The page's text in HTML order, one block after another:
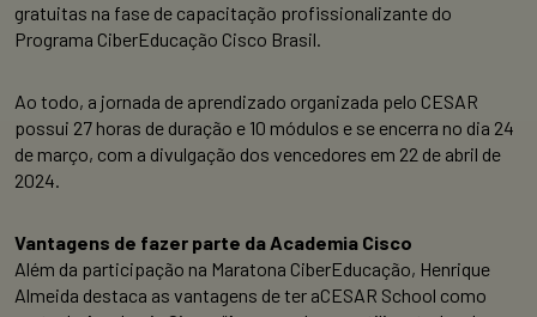
gratuitas na fase de capacitação profissionalizante do
Programa CiberEducação Cisco Brasil.
Ao todo, a jornada de aprendizado organizada pelo CESAR
possui 27 horas de duração e 10 módulos e se encerra no dia 24
de março, com a divulgação dos vencedores em 22 de abril de
2024.
Vantagens de fazer parte da Academia Cisco
Além da participação na Maratona CiberEducação, Henrique
Almeida destaca as vantagens de ter aCESAR School como